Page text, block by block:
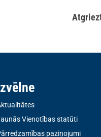
Vienotības statūti
paziņojumi